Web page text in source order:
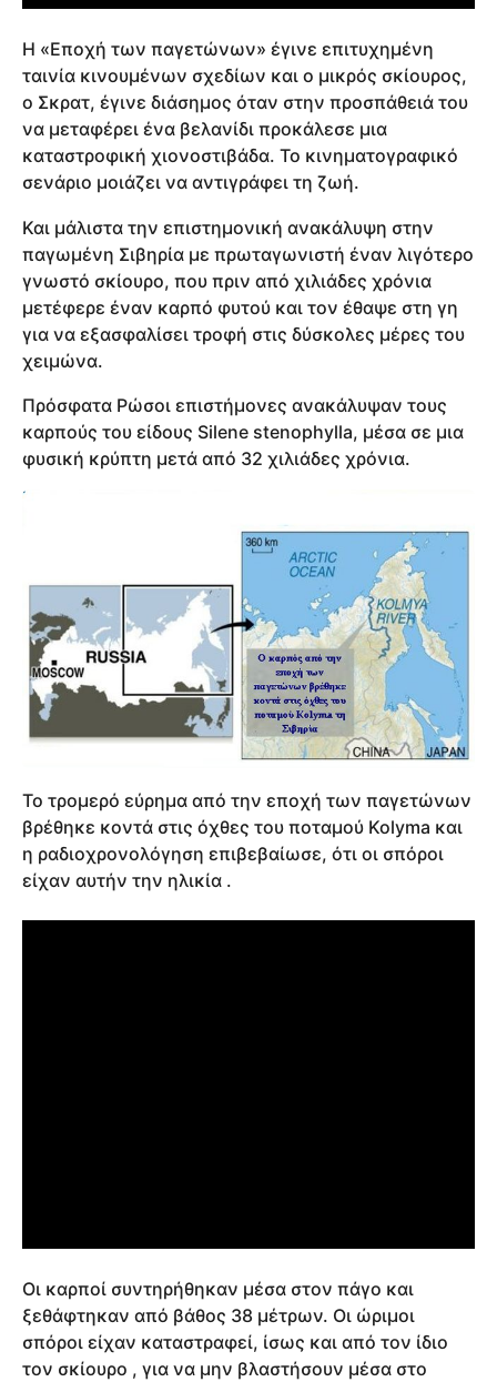
Η «Εποχή των παγετώνων» έγινε επιτυχημένη
ταινία κινουμένων σχεδίων και ο μικρός σκίουρος,
ο Σκρατ, έγινε διάσημος όταν στην προσπάθειά του
να μεταφέρει ένα βελανίδι προκάλεσε μια
καταστροφική χιονοστιβάδα. Το κινηματογραφικό
σενάριο μοιάζει να αντιγράφει τη ζωή.
Και μάλιστα την επιστημονική ανακάλυψη στην
παγωμένη Σιβηρία με πρωταγωνιστή έναν λιγότερο
γνωστό σκίουρο, που πριν από χιλιάδες χρόνια
μετέφερε έναν καρπό φυτού και τον έθαψε στη γη
για να εξασφαλίσει τροφή στις δύσκολες μέρες του
χειμώνα.
Πρόσφατα Ρώσοι επιστήμονες ανακάλυψαν τους
καρπούς του είδους Silene stenophylla, μέσα σε μια
φυσική κρύπτη μετά από 32 χιλιάδες χρόνια.
Το τρομερό εύρημα από την εποχή των παγετώνων
βρέθηκε κοντά στις όχθες του ποταμού Kolyma και
η ραδιοχρονολόγηση επιβεβαίωσε, ότι οι σπόροι
είχαν αυτήν την ηλικία .
Οι καρποί συντηρήθηκαν μέσα στον πάγο και
ξεθάφτηκαν από βάθος 38 μέτρων. Οι ώριμοι
σπόροι είχαν καταστραφεί, ίσως και από τον ίδιο
τον σκίουρο , για να μην βλαστήσουν μέσα στο